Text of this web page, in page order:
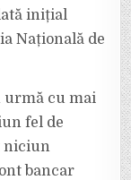
inițial
Națională de
urmă cu mai
fel de
niciun
bancar